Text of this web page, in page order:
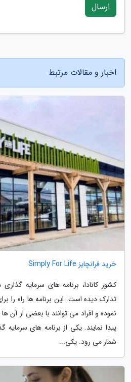
ارسال
اخبار و مقالات مرتبط
خرید فرانچایز Simply For Life
کشور کانادا، برنامه های سرمایه
تدارک دیده است. این برنامه ها راه را
نموده و افراد می توانند با بعضی از آن
پیدا نمایند. یکی از برنامه های سرمایه
شمار می رود. یکی...